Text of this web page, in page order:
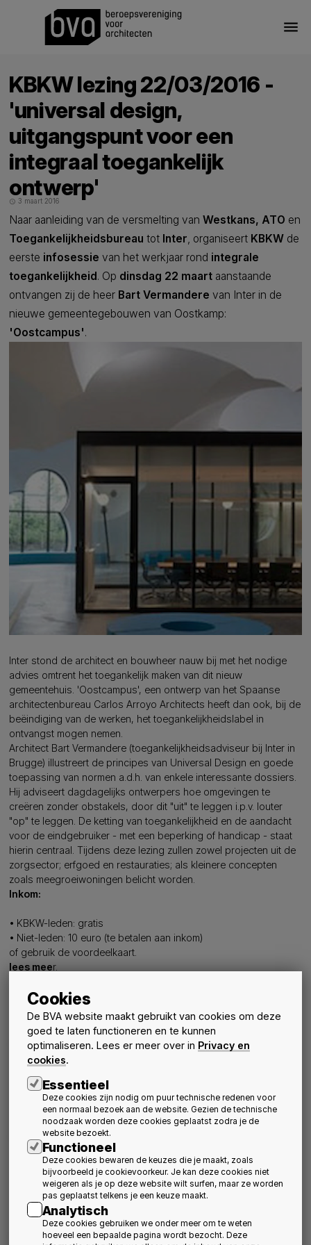
Cookies
De BVA website maakt gebruikt van cookies om deze
goed te laten functioneren en te kunnen
optimaliseren. Lees er meer over in Privacy en
cookies.
Essentieel
Deze cookies zijn nodig om puur technische redenen voor
een normaal bezoek aan de website. Gezien de technische
noodzaak worden deze cookies geplaatst zodra je de
website bezoekt.
Functioneel
Deze cookies bewaren de keuzes die je maakt, zoals
bijvoorbeeld je cookievoorkeur. Je kan deze cookies niet
weigeren als je op deze website wilt surfen, maar ze worden
pas geplaatst telkens je een keuze maakt.
Analytisch
Deze cookies gebruiken we onder meer om te weten
hoeveel een bepaalde pagina wordt bezocht. Deze
menu
KBKW lezing 22/03/2016 -
'universal design,
uitgangspunt voor een
integraal toegankelijk
ontwerp'
schedule 3 maart 2016
Naar aanleiding van de versmelting van Westkans, ATO en
Toegankelijkheidsbureau tot Inter, organiseert KBKW de
eerste infosessie van het werkjaar rond integrale
toegankelijkheid. Op dinsdag 22 maart aanstaande
ontvangen zij de heer Bart Vermandere van Inter in de
nieuwe gemeentegebouwen van Oostkamp:
'Oostcampus'.
Inter stond de architect en bouwheer nauw bij met het nodige
advies omtrent het toegankelijk maken van dit nieuw
gemeentehuis. 'Oostcampus', een ontwerp van het Spaanse
architectenbureau Carlos Arroyo Architects heeft dan ook, bij de
beëindiging van de werken, het toegankelijkheidslabel in
ontvangst mogen nemen.
Architect Bart Vermandere (toegankelijkheidsadviseur bij Inter in
Brugge) illustreert de principes van Universal Design en goede
toepassing van normen a.d.h. van enkele interessante dossiers.
Hij adviseert dagdagelijks ontwerpers hoe omgevingen te
creëren zonder obstakels, door dit "uit" te leggen i.p.v. louter
"op" te leggen. De ketting van toegankelijkheid en de aandacht
voor de eindgebruiker - met een beperking of handicap - staat
hierin centraal. Tijdens deze lezing zullen zowel projecten uit de
zorgsector; erfgoed en restauraties; als kleinere concepten
zoals meegroeiwoningen belicht worden.
Inkom:
• KBKW-leden: gratis
• Niet-leden: 10 euro (te betalen aan inkom)
of gebruik de voordeelkaart.
lees meer.
Meer nieuws
Jonge architecten over
de opleiding en het
beroep van architect
Activiteiten Nieuws
20 oktober 2026
Sluit aan bij het
infosteel bezoek aan
CLAUSURA - Abdij van
Herkenrode